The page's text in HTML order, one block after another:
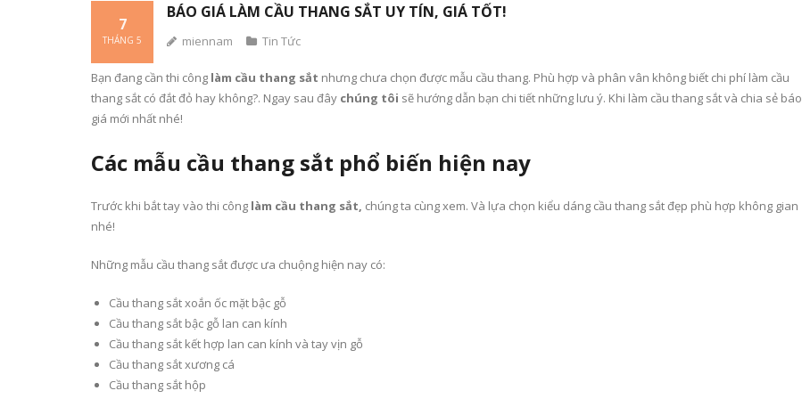
BÁO GIÁ LÀM CẦU THANG SẮT UY TÍN, GIÁ TỐT!
7
THÁNG 5 miennam Tin Tức
Bạn đang cần thi công làm cầu thang sắt nhưng chưa chọn được mẫu cầu thang. Phù hợp và phân vân không biết chi phí làm cầu
thang sắt có đắt đỏ hay không?. Ngay sau đây chúng tôi sẽ hướng dẫn bạn chi tiết những lưu ý. Khi làm cầu thang sắt và chia sẻ báo
giá mới nhất nhé!
Các mẫu cầu thang sắt phổ biến hiện nay
Trước khi bắt tay vào thi công làm cầu thang sắt, chúng ta cùng xem. Và lựa chọn kiểu dáng cầu thang sắt đẹp phù hợp không gian
nhé!
Những mẫu cầu thang sắt được ưa chuộng hiện nay có:
Cầu thang sắt xoắn ốc mặt bậc gỗ
Cầu thang sắt bậc gỗ lan can kính
Cầu thang sắt kết hợp lan can kính và tay vịn gỗ
Cầu thang sắt xương cá
Cầu thang sắt hộp